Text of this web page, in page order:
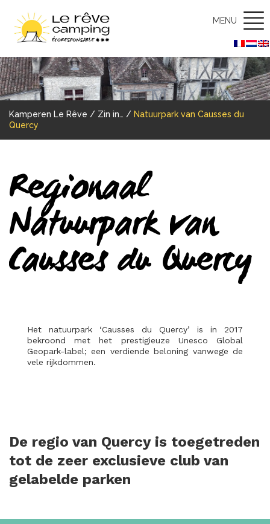
MENU
Kamperen Le Rêve / Zin in… / Natuurpark van Causses du
Quercy
Regionaal
Natuurpark van
Causses du Quercy
Het natuurpark ‘Causses du Quercy’ is in 2017
bekroond met het prestigieuze Unesco Global
Geopark-label; een verdiende beloning vanwege de
vele rijkdommen.
De regio van Quercy is toegetreden
tot de zeer exclusieve club van
gelabelde parken